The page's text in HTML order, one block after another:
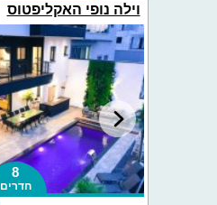
וילה נופי האקליפטוס
8
חדרים